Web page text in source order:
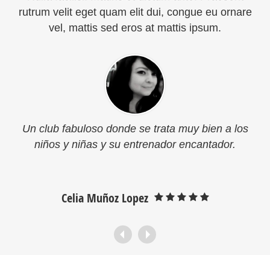
rutrum velit eget quam elit dui, congue eu ornare
vel, mattis sed eros at mattis ipsum.
Un club fabuloso donde se trata muy bien a los
niños y niñas y su entrenador encantador.
Celia Muñoz Lopez